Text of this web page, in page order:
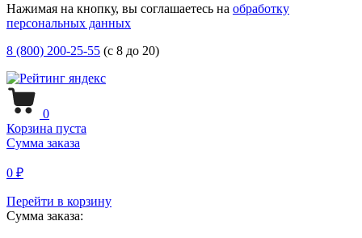
Нажимая на кнопку, вы соглашаетесь на обработку
персональных данных
8 (800) 200-25-55 (с 8 до 20)
0
Корзина пуста
Сумма заказа
0 ₽
Перейти в корзину
Сумма заказа: